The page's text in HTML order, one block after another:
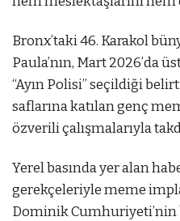
Bronx’taki 46. Karakol
Paula’nın, Mart 2026’da
“Ayın Polisi” seçildiği
saflarına katılan genç
özverili çalışmalarıyla
Yerel basında yer alan
gerekçeleriyle meme
Dominik Cumhuriyeti’nin